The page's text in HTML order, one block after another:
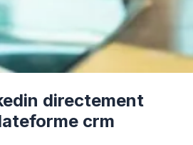
directement
crm